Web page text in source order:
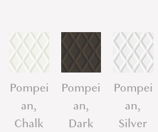
Pompei
an,
Chalk
Pompei
an,
Dark
Pompei
an,
Silver